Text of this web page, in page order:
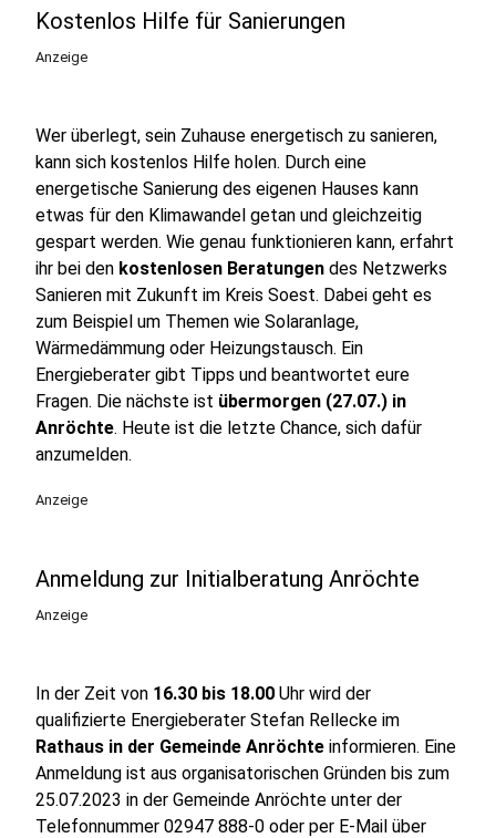
Kostenlos Hilfe für Sanierungen
Anzeige
Wer überlegt, sein Zuhause energetisch zu sanieren,
kann sich kostenlos Hilfe holen. Durch eine
energetische Sanierung des eigenen Hauses kann
etwas für den Klimawandel getan und gleichzeitig
gespart werden. Wie genau funktionieren kann, erfahrt
ihr bei den kostenlosen Beratungen des Netzwerks
Sanieren mit Zukunft im Kreis Soest. Dabei geht es
zum Beispiel um Themen wie Solaranlage,
Wärmedämmung oder Heizungstausch. Ein
Energieberater gibt Tipps und beantwortet eure
Fragen. Die nächste ist übermorgen (27.07.) in
Anröchte. Heute ist die letzte Chance, sich dafür
anzumelden.
Anzeige
Anmeldung zur Initialberatung Anröchte
Anzeige
In der Zeit von 16.30 bis 18.00 Uhr wird der
qualifizierte Energieberater Stefan Rellecke im
Rathaus in der Gemeinde Anröchte informieren. Eine
Anmeldung ist aus organisatorischen Gründen bis zum
25.07.2023 in der Gemeinde Anröchte unter der
Telefonnummer 02947 888-0 oder per E-Mail über